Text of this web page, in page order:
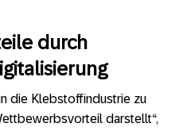
durch
die Klebstoffindustrie zu
darstellt“,